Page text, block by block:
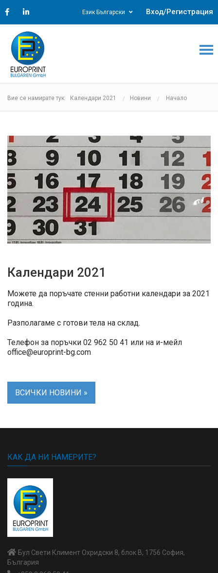
Език Български Вход/Регистрация
Вие се намирате тук: Календари 2021 Новини Начало
Календари 2021
Можете да поръчате стенни работни календари за 2021
година.
Разполагаме с готови тела на склад.
Телефон за поръчки 02 962 50 41 или на и-мейл
office@europrint-bg.com
ВСИЧКИ НОВИНИ »
КАК ДА НИ НАМЕРИТЕ?
Бул Свети Климент Охридски 8, блок В, 1756 София,
България